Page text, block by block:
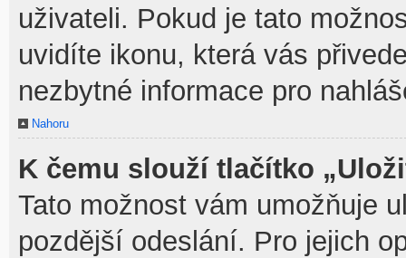
uživateli. Pokud je tato
uvidíte ikonu, která vás
nezbytné informace pro
Nahoru
K čemu slouží tlačítko
Tato možnost vám umožňuje
pozdější odeslání. Pro jejich